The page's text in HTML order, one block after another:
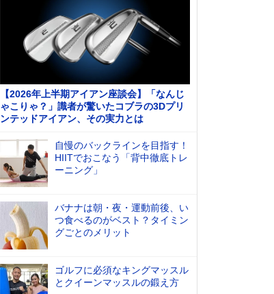
【2026年上半期アイアン座談会】「なんじ
ゃこりゃ？」識者が驚いたコブラの3Dプリ
ンテッドアイアン、その実力とは
自慢のバックラインを目指す！
HIITでおこなう「背中徹底トレ
ーニング」
バナナは朝・夜・運動前後、い
つ食べるのがベスト？タイミン
グごとのメリット
ゴルフに必須なキングマッスル
とクイーンマッスルの鍛え方